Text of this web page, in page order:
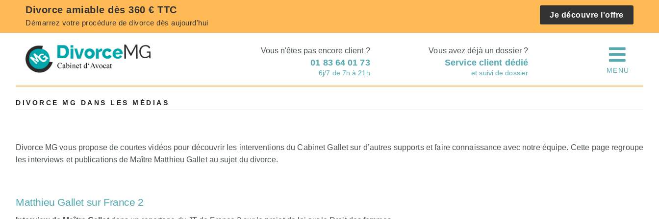
Divorce amiable dès 360 € TTC
Démarrez votre procédure de divorce dès aujourd'hui
Je découvre l'offre
Vous n'êtes pas encore client ?
01 83 64 01 73
6j/7 de 7h à 21h
Vous avez déjà un dossier ?
Service client dédié
et suivi de dossier MENU
DIVORCE MG DANS LES MÉDIAS
Divorce MG vous propose de courtes vidéos pour découvrir les interventions du Cabinet Gallet sur d’autres supports et faire connaissance avec notre équipe. Cette page regroupe
les interviews et publications de Maître Matthieu Gallet au sujet du divorce.
Matthieu Gallet sur France 2